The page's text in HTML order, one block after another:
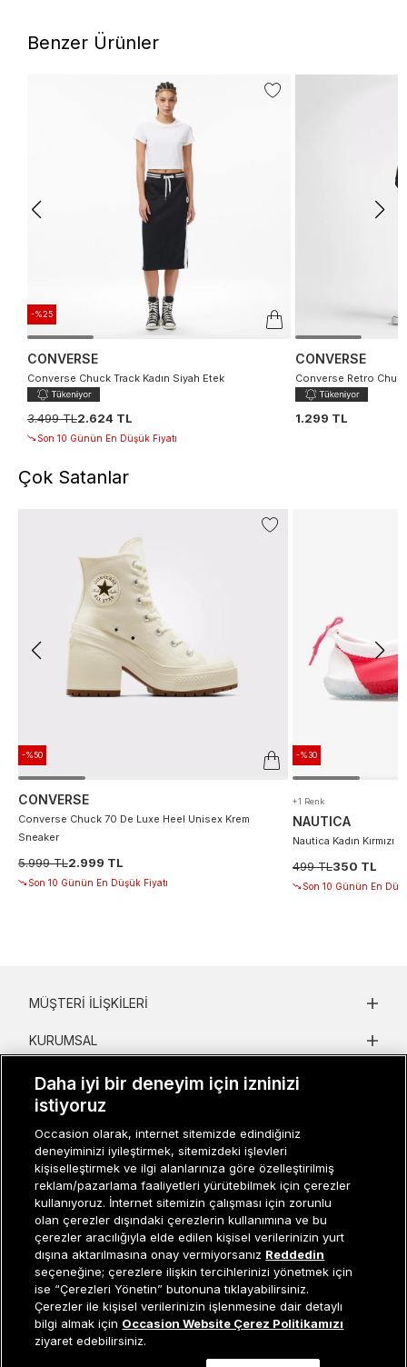
Sepete Ekle
Benzer Ürünler
-%25
CONVERSE
Converse Chuck Track Kadın Siyah Etek
3.499 TL2.624 TL
Son 10 Günün En Düşük Fiyatı
CONVERSE
Converse Retro
1.299 TL
Çok Satanlar
-%50
CONVERSE
Converse Chuck 70 De Luxe Heel Unisex Krem
Sneaker
5.999 TL2.999 TL
Son 10 Günün En Düşük Fiyatı
-%30
+1 Renk
NAUTICA
Nautica Kadın Kırmızı
499 TL350 TL
Son 10 Günün En
Müşteri İlişkileri0 850 800 01 20
MÜŞTERI İLIŞKILERI
KURUMSAL
KADIN KATEGORILER
GRUP MARKALAR
ERKEK KATEGORILER
Occasion bir EREN PERAKENDE markasıdır. © Eren Holding
Daha iyi bir deneyim için izninizi
istiyoruz
Occasion olarak, internet sitemizde edindiğiniz
deneyiminizi iyileştirmek, sitemizdeki işlevleri
kişiselleştirmek ve ilgi alanlarınıza göre özelleştirilmiş
reklam/pazarlama faaliyetleri yürütebilmek için çerezler
kullanıyoruz. İnternet sitemizin çalışması için zorunlu
olan çerezler dışındaki çerezlerin kullanımına ve bu
çerezler aracılığıyla elde edilen kişisel verilerinizin yurt
dışına aktarılmasına onay vermiyorsanız Reddedin
seçeneğine; çerezlere ilişkin tercihlerinizi yönetmek için
ise “Çerezleri Yönetin” butonuna tıklayabilirsiniz.
Çerezler ile kişisel verilerinizin işlenmesine dair detaylı
bilgi almak için Occasion Website Çerez Politikamızı
ziyaret edebilirsiniz.